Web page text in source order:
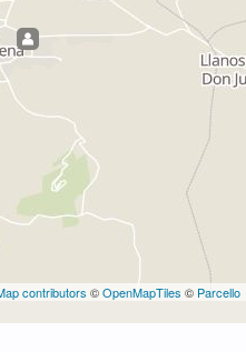
contributors ©OpenMapTiles © Parcello